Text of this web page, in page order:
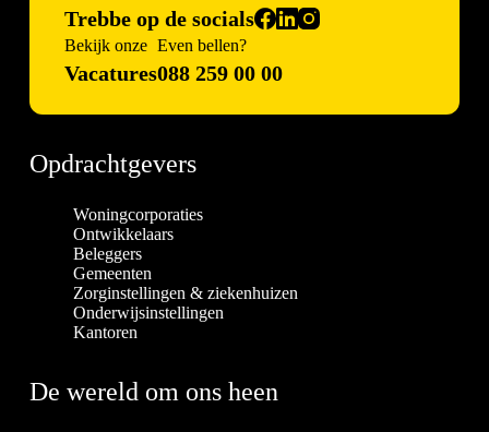
Trebbe op de socials
Bekijk onze
Vacatures
Even bellen?
088 259 00 00
Opdrachtgevers
Woningcorporaties
Ontwikkelaars
Beleggers
Gemeenten
Zorginstellingen & ziekenhuizen
Onderwijsinstellingen
Kantoren
De wereld om ons heen